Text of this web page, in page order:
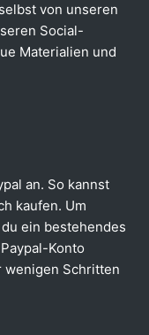
von unseren
Social-
Materialien und
an. So kannst
kaufen. Um
ein bestehendes
Konto
wenigen Schritten